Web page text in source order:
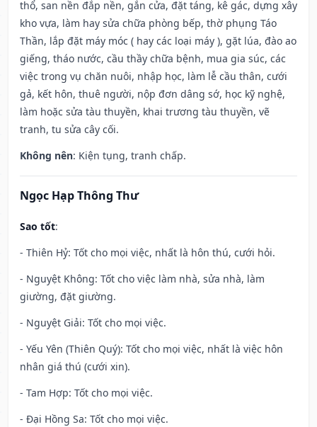
thổ, san nền đắp nền, gắn cửa, đặt táng, kê gác, dựng xây
kho vựa, làm hay sửa chữa phòng bếp, thờ phụng Táo
Thần, lắp đặt máy móc ( hay các loại máy ), gặt lúa, đào ao
giếng, tháo nước, cầu thầy chữa bệnh, mua gia súc, các
việc trong vụ chăn nuôi, nhập học, làm lễ cầu thân, cưới
gả, kết hôn, thuê người, nộp đơn dâng sớ, học kỹ nghệ,
làm hoặc sửa tàu thuyền, khai trương tàu thuyền, vẽ
tranh, tu sửa cây cối.
Không nên: Kiện tụng, tranh chấp.
Ngọc Hạp Thông Thư
Sao tốt:
- Thiên Hỷ: Tốt cho mọi việc, nhất là hôn thú, cưới hỏi.
- Nguyệt Không: Tốt cho việc làm nhà, sửa nhà, làm
giường, đặt giường.
- Nguyệt Giải: Tốt cho mọi việc.
- Yếu Yên (Thiên Quý): Tốt cho mọi việc, nhất là việc hôn
nhân giá thú (cưới xin).
- Tam Hợp: Tốt cho mọi việc.
- Đại Hồng Sa: Tốt cho mọi việc.